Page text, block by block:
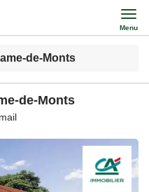
Menu
de-Monts
de-Monts